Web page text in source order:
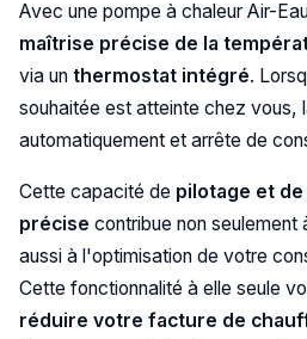
Avec une pompe à chaleur Air-
maîtrise précise de la
via un thermostat intégré.
souhaitée est atteinte chez vous,
automatiquement et arrête de
Cette capacité de pilotage et
précise contribue non
aussi à l'optimisation de votre
Cette fonctionnalité à elle seule
réduire votre facture de